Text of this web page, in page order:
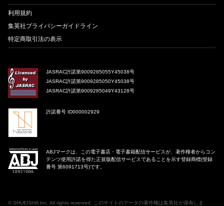
利用規約
集英社プライバシーガイドライン
特定商取引法の表示
JASRAC許諾第9009285055Y45038号
JASRAC許諾第9009285050Y45038号
JASRAC許諾第9009285049Y43128号
許諾番号 ID000002929
ABJマークは、この電子書店・電子書籍配信サービスが、著作権者からコン
テンツ使用許諾を得た正規版配信サービスであることを示す登録商標(登録
番号 第6091713号)です。
© SHUEISHA Inc . All rights reserved. このサイトのデータの著作権は集英社が保有しま